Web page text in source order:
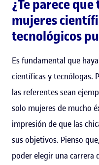
¿Te parece
mujeres
tecnológicos
Es fundamental que
científicas y tecnólogas.
las referentes sean
solo mujeres de mucho
impresión de que las
sus objetivos. Pienso
poder elegir una carrera